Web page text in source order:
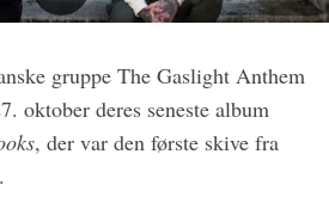
gruppe The Gaslight Anthem
oktober deres seneste album
, der var den første skive fra